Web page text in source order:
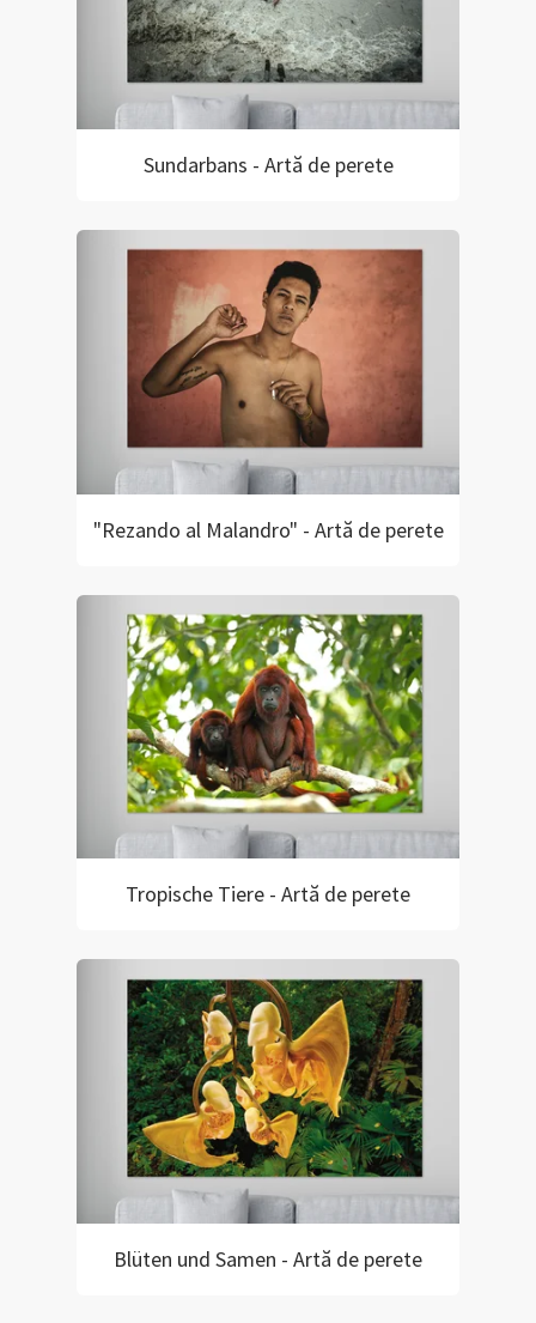
Sundarbans - Artă de perete
"Rezando al Malandro" - Artă de perete
Tropische Tiere - Artă de perete
Blüten und Samen - Artă de perete